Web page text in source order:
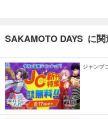
SAKAMOTO DAYS に
ジャンプ